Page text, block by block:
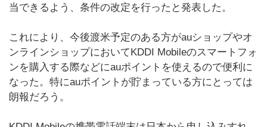
当できるよう、条件の改定を行ったと発表した。
これにより、今後渡米予定のある方がauショップやオ
ンラインショップにおいてKDDI Mobileのスマートフォ
ンを購入する際などにauポイントを使えるので便利に
なった。特にauポイントが貯まっている方にとっては
朗報だろう。